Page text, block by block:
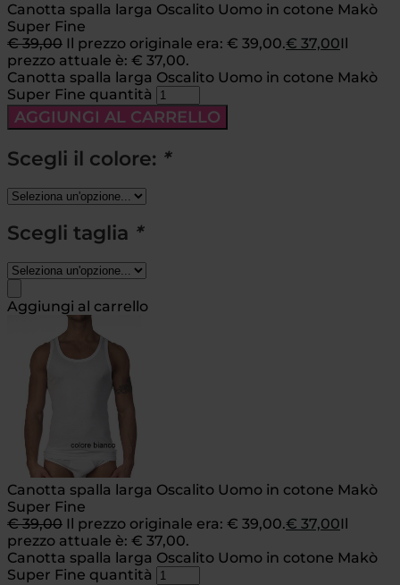
Canotta spalla larga Oscalito Uomo in cotone Makò
Super Fine
€39,00 Il prezzo originale era: € 39,00.€ 37,00Il
prezzo attuale è: € 37,00.
Canotta spalla larga Oscalito Uomo in cotone Makò
Super Fine quantità
AGGIUNGI AL CARRELLO
Scegli il colore: *
Scegli taglia *
Aggiungi al carrello
Canotta spalla larga Oscalito Uomo in cotone Makò
Super Fine
€39,00 Il prezzo originale era: € 39,00.€ 37,00Il
prezzo attuale è: € 37,00.
Canotta spalla larga Oscalito Uomo in cotone Makò
Super Fine quantità